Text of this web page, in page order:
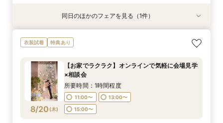
8/19(水)
＼サクッと60分で結婚式のことがわかる／時短
ウエディングフェア
9:30〜
フェアを予約
同日のほかのフェアを見る（1件）
衣装試着 特典あり
8/20 (木)
【お家でラクラク】オンラインで気軽に会場見学
×相談会
所要時間：1時間程度
11:00〜
13:00〜
15:00〜